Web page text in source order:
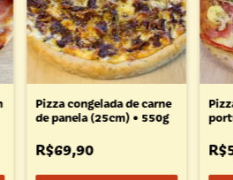
Pizza congelada de carne
de panela (25cm) • 550g
R$69,90